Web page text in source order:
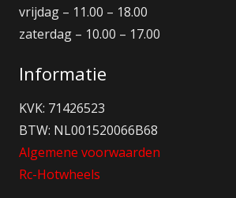
vrijdag – 11.00 – 18.00
zaterdag – 10.00 – 17.00
Informatie
KVK: 71426523
BTW: NL001520066B68
Algemene voorwaarden
Rc-Hotwheels